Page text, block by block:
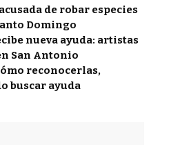
de robar especies
Domingo
nueva ayuda: artistas
San Antonio
reconocerlas,
buscar ayuda